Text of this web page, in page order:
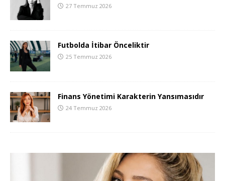
27 Temmuz 2026
Futbolda İtibar Önceliktir
25 Temmuz 2026
Finans Yönetimi Karakterin Yansımasıdır
24 Temmuz 2026